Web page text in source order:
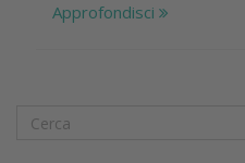
Approfondisci